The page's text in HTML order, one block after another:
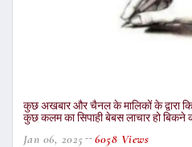
कुछ अखबार और चैनल के मालिकों के द्वारा
कुछ कलम का सिपाही बेबस लाचार हो बिकने
Jan 06, 2025 6058 Views